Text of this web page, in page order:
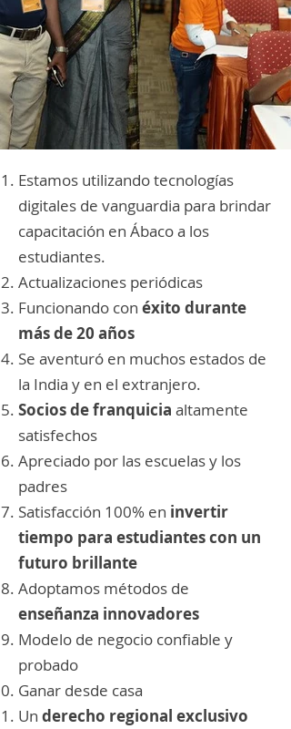
Estamos utilizando tecnologías
digitales de vanguardia para brindar
capacitación en Ábaco a los
estudiantes.
Actualizaciones periódicas
Funcionando con éxito durante
más de 20 años
Se aventuró en muchos estados de
la India y en el extranjero.
Socios de franquicia altamente
satisfechos
Apreciado por las escuelas y los
padres
Satisfacción 100% en invertir
tiempo para estudiantes con un
futuro brillante
Adoptamos métodos de
enseñanza innovadores
Modelo de negocio confiable y
probado
Ganar desde casa
Un derecho regional exclusivo